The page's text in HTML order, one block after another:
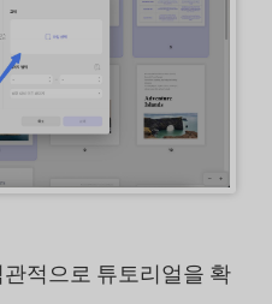
적으로 튜토리얼을 확